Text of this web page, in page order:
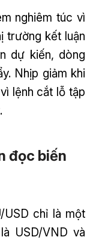
nghiêm túc vì
trường kết luận
dự kiến, dòng
Nhịp giảm khi
lệnh cắt lỗ tập
đọc biến
USD chỉ là một
USD/VND và